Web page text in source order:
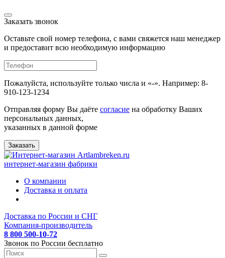
Заказать звонок
Оставьте свой номер телефона, с вами свяжется наш менеджер
и предоставит всю необходимую информацию
Пожалуйста, используйте только числа и «-». Например: 8-
910-123-1234
Отправляя форму Вы даёте согласие на обработку Ваших
персональных данных,
указанных в данной форме
Заказать
интернет-магазин фабрики
О компании
Доставка и оплата
Доставка по России и СНГ
Компания-производитель
8 800 500-10-72
Звонок по России бесплатно